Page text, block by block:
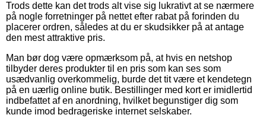
Trods dette kan det trods alt vise sig lukrativt at se nærmere
på nogle forretninger på nettet efter rabat på forinden du
placerer ordren, således at du er skudsikker på at antage
den mest attraktive pris.
Man bør dog være opmærksom på, at hvis en netshop
tilbyder deres produkter til en pris som kan ses som
usædvanlig overkommelig, burde det tit være et kendetegn
på en uærlig online butik. Bestillinger med kort er imidlertid
indbefattet af en anordning, hvilket begunstiger dig som
kunde imod bedrageriske internet selskaber.